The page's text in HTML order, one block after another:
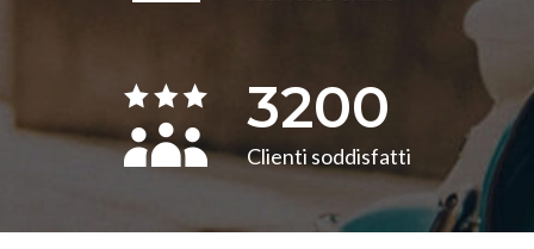
3200
Clienti soddisfatti